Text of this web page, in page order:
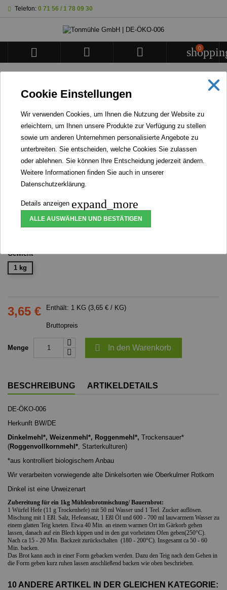
Telefon: 0 71 56 / 1 78 09 30
   0
WIR STELLEN KEINERLEI INSEKTENPRODUKTE
HER NOCH VERARBEITEN WIR WELCHE.
Bio Mühlenbrotmischung
(Mehrkornbrot)
Gewicht
1 kg
3,65 € Enthält: 1 KG (3,65 € / KG)
Bruttopreis
Menge  In den Warenkorb
BESCHREIBUNG ARTIKELDETAILS
DE-ÖKO-006
Herkunft BW/DE
Dinkelmehl*, Weizenmehl*, Roggenmehl*, Trockensauer*
(Roggenvollkornmehl* , Starterkulturen)
*aus kontrolliert biologischem Anbau
Wir verarbeiten vorwiegende alte Dinkelsorten wie Oberkulmer Rotkorn
Dinkel ist eine Urweizenart
Zubereitung für ein 1kg Mühlenbrotmischung/ Bauernbrot:
1 Würfel Hefe (11 g Trockenhefe) mit 50 ml Wasser und 1 Teel. Zucker auflösen.
Mischung mit 1 Eßl. Salz, Hefeansatz, 1 Eßl Öl und 600 - 700 ml lauwarmem Wasser zu
einem glatten Teig kneten. Etwa 40 Min. an einem warmen Ort im Gärkorb gehen
lassen, danach auf ein Blech kippen und in den gut vorheizten Ofen geben(250°C).
Nach ca 15 - 20 Min. Backzeit zurückschalten (180 - 200°C). Insgesamt ca 50 - 60
Min. backen.
Das Brot kann auch in einer Form gebacken werden. Dazu den Teig nach dem Gehen in
die Form geben kurz ruhen lassen anschließend backen wie oben beschrieben.
10 ANDERE ARTIKEL IN DER GLEICHEN KATEGORIE:
Cookie Einstellungen
Wir verwenden Cookies, um Ihnen die Nutzung der Website zu
erleichtern, um Ihnen unsere Produkte zur Verfügung zu stellen
sowie um anderen Unternehmen personalisierte Angebote zu
unterbreiten. Sie entscheiden, welche Cookies Sie zulassen
oder ablehnen. Sie können Ihre Entscheidung jederzeit ändern.
Weitere Informationen finden Sie auch in unserer
Datenschutzerklärung.
Details anzeigen expand_more
ALLE AUSWÄHLEN UND BESTÄTIGEN